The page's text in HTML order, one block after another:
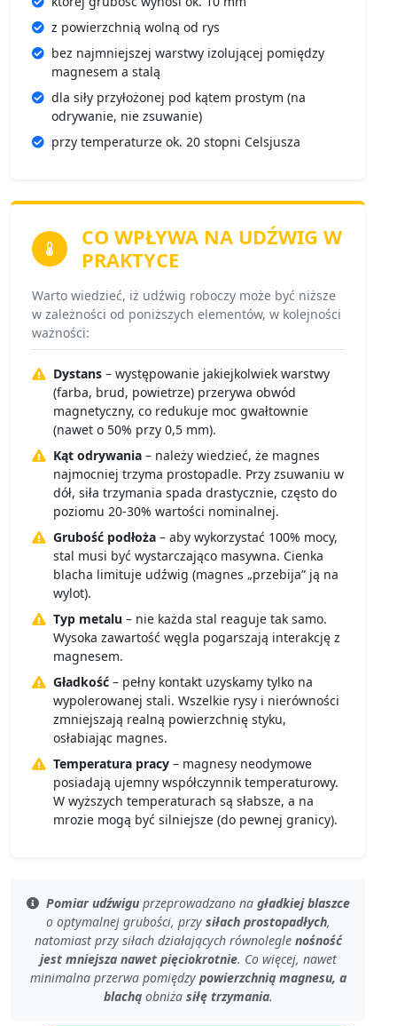
z powierzchnią wolną od rys
bez najmniejszej warstwy izolującej pomiędzy
magnesem a stalą
dla siły przyłożonej pod kątem prostym (na
odrywanie, nie zsuwanie)
przy temperaturze ok. 20 stopni Celsjusza
CO WPŁYWA NA UDŹWIG W
PRAKTYCE
Warto wiedzieć, iż udźwig roboczy może być niższe
w zależności od poniższych elementów, w kolejności
ważności:
Dystans – występowanie jakiejkolwiek warstwy
(farba, brud, powietrze) przerywa obwód
magnetyczny, co redukuje moc gwałtownie
(nawet o 50% przy 0,5 mm).
Kąt odrywania – należy wiedzieć, że magnes
najmocniej trzyma prostopadle. Przy zsuwaniu w
dół, siła trzymania spada drastycznie, często do
poziomu 20-30% wartości nominalnej.
Grubość podłoża – aby wykorzystać 100% mocy,
stal musi być wystarczająco masywna. Cienka
blacha limituje udźwig (magnes „przebija” ją na
wylot).
Typ metalu – nie każda stal reaguje tak samo.
Wysoka zawartość węgla pogarszają interakcję z
magnesem.
Gładkość – pełny kontakt uzyskamy tylko na
wypolerowanej stali. Wszelkie rysy i nierówności
zmniejszają realną powierzchnię styku,
osłabiając magnes.
Temperatura pracy – magnesy neodymowe
posiadają ujemny współczynnik temperaturowy.
W wyższych temperaturach są słabsze, a na
mrozie mogą być silniejsze (do pewnej granicy).
Pomiar udźwiguprzeprowadzano na gładkiej blaszce
o optymalnej grubości, przy siłach prostopadłych,
natomiast przy siłach działających równolegle nośność
jest mniejsza nawet pięciokrotnie. Co więcej, nawet
minimalna przerwapomiędzy powierzchnią magnesu, a
blachąobniża siłę trzymania.